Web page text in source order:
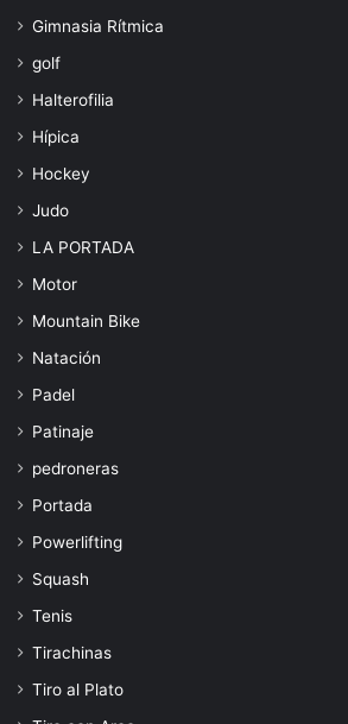
Gimnasia Rítmica
golf
Halterofilia
Hípica
Hockey
Judo
LA PORTADA
Motor
Mountain Bike
Natación
Padel
Patinaje
pedroneras
Portada
Powerlifting
Squash
Tenis
Tirachinas
Tiro al Plato